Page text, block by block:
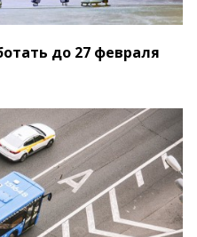
до 27 февраля